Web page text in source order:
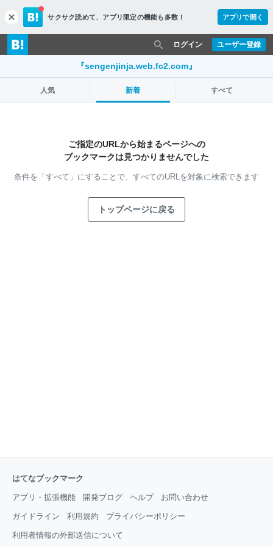
c
l
o
s
サクサク読めて、 アプリ限定の機能も多数！ アプリで開く
ユーザー登録
ログイン
『sengenjinja.web.fc2.com』
人気 新着 すべて
ご指定のURLから始まるページへの
ブックマークは見つかりませんでした
条件を「すべて」にすることで、 すべてのURLを対象に検索できます
トップページに戻る
はてなブックマーク
アプリ・拡張機能 開発ブログ ヘルプ お問い合わせ
ガイドライン 利用規約 プライバシーポリシー
利用者情報の外部送信について